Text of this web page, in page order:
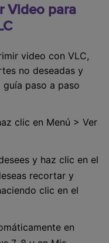
Video para
video con VLC,
no deseadas y
guía paso a paso
clic en Menú > Ver
y haz clic en el
recortar y
clic en el
en